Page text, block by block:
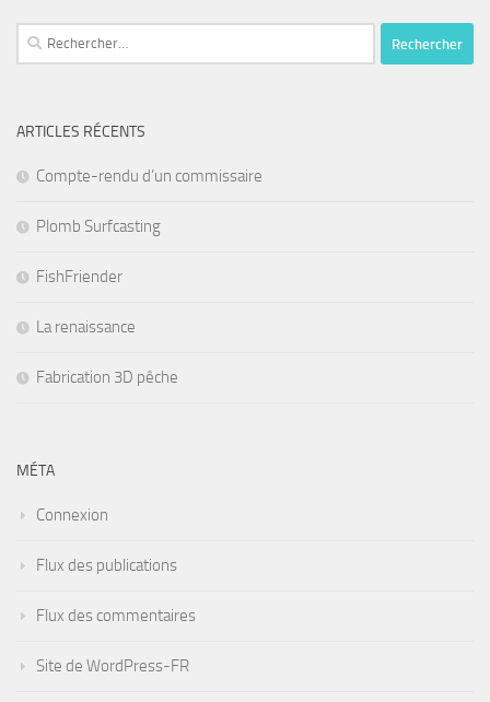
Rechercher :
ARTICLES RÉCENTS
Compte-rendu d’un commissaire
Plomb Surfcasting
FishFriender
La renaissance
Fabrication 3D pêche
MÉTA
Connexion
Flux des publications
Flux des commentaires
Site de WordPress-FR